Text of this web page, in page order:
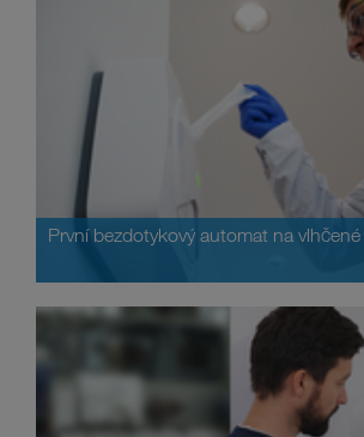
První bezdotykový automat na